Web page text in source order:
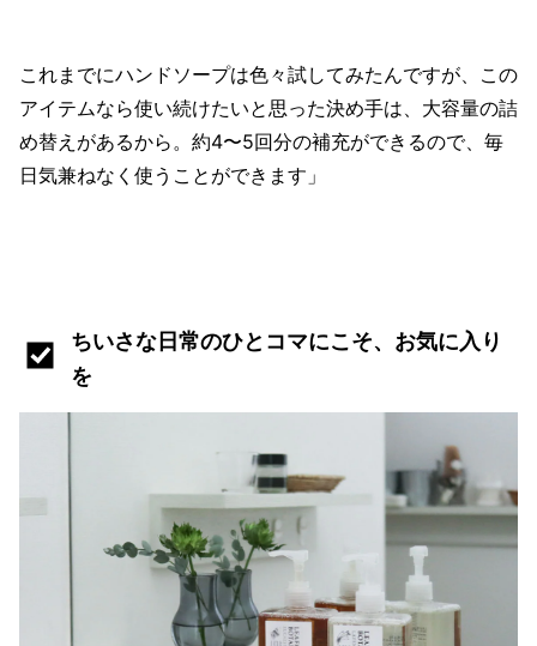
これまでにハンドソープは色々試してみたんですが、この
アイテムなら使い続けたいと思った決め手は、大容量の詰
め替えがあるから。約4〜5回分の補充ができるので、毎
日気兼ねなく使うことができます」
ちいさな日常のひとコマにこそ、お気に入り
を